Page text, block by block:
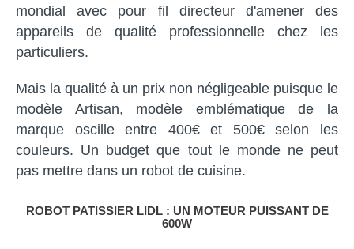
mondial avec pour fil directeur d'amener des
appareils de qualité professionnelle chez les
particuliers.
Mais la qualité à un prix non négligeable puisque le
modèle Artisan, modèle emblématique de la
marque oscille entre 400€ et 500€ selon les
couleurs. Un budget que tout le monde ne peut
pas mettre dans un robot de cuisine.
ROBOT PATISSIER LIDL : UN MOTEUR PUISSANT DE
600W